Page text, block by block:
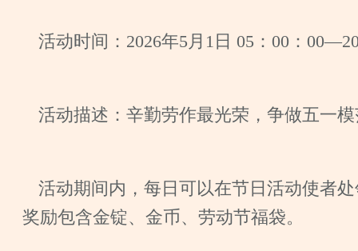
活动时间：2026年5月1日 05：00：
活动描述：辛勤劳作最光荣，争做五一
活动期间内，每日可以在节日活动使者
奖励包含金锭、金币、劳动节福袋。